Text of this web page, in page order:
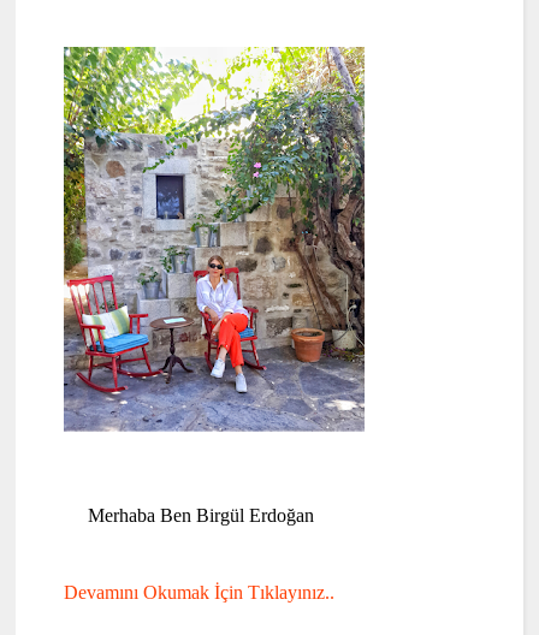
Merhaba Ben Birgül Erdoğan
Devamını Okumak İçin Tıklayınız..